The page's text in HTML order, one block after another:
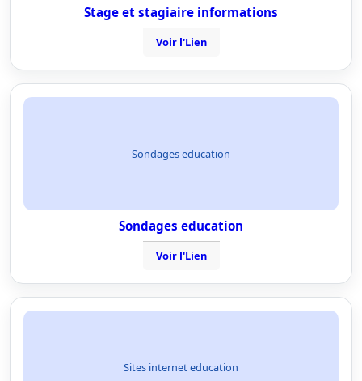
Stage et stagiaire informations
Voir l'Lien
Sondages education
Sondages education
Voir l'Lien
Sites internet education